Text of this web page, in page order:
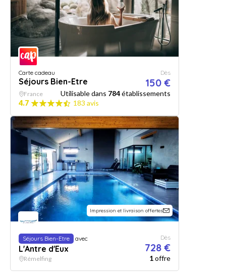
Carte cadeau
Séjours Bien-Etre
Dès
150 €
France Utilisable dans 784établissements
4.7
183 avis
Impression et livraison offertes
Séjours Bien-Etre avec
L'Antre d'Eux
Dès
728 €
Rémelfing 1offre